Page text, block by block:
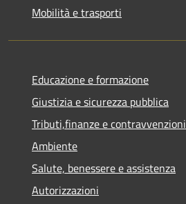
Mobilità e trasporti
Educazione e formazione
Giustizia e sicurezza pubblica
Tributi,finanze e contravvenzioni
Ambiente
Salute, benessere e assistenza
Autorizzazioni